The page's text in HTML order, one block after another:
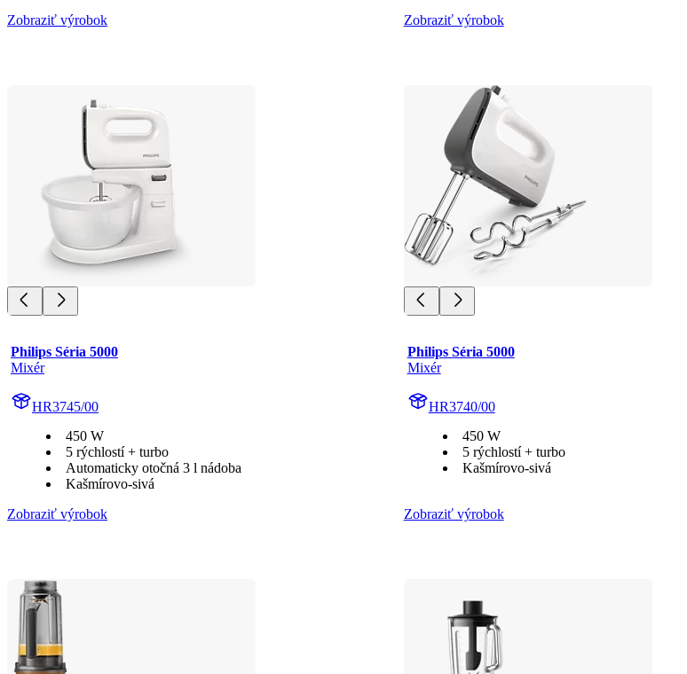
Zobraziť výrobok
Zobraziť výrobok
Philips Séria 5000
Mixér
HR3745/00
450 W
5 rýchlostí + turbo
Automaticky otočná 3 l nádoba
Kašmírovo-sivá
Zobraziť výrobok
Philips Séria 5000
Mixér
HR3740/00
450 W
5 rýchlostí + turbo
Kašmírovo-sivá
Zobraziť výrobok